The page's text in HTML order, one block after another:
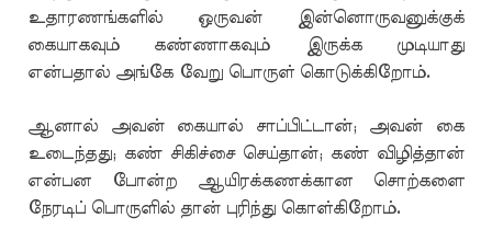
உதாரணங்களில் ஒருவன் இன்னொருவனுக்குக்
கையாகவும் கண்ணாகவும் இருக்க முடியாது
என்பதால் அங்கே வேறு பொருள் கொடுக்கிறோம்.
ஆனால் அவன் கையால் சாப்பிட்டான்; அவன் கை
உடைந்தது; கண் சிகிச்சை செய்தான்; கண் விழித்தான்
என்பன போன்ற ஆயிரக்கணக்கான சொற்களை
நேரடிப் பொருளில் தான் புரிந்து கொள்கிறோம்.